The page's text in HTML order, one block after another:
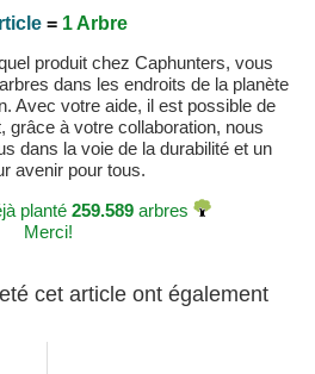
= 1 Arbre
produit chez Caphunters, vous
dans les endroits de la planète
Avec votre aide, il est possible de
grâce à votre collaboration, nous
dans la voie de la durabilité et un
avenir pour tous.
planté 259.589 arbres
Merci!
cet article ont également